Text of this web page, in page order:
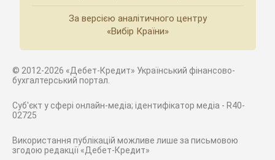
За версією аналітичного центру
«Вибір Країни»
© 2012-2026 «Дебет-Кредит» Український фінансово-
бухгалтерський портал.
Суб'єкт у сфері онлайн-медіа; ідентифікатор медіа - R40-
02725
Використання публікацій можливе лише за письмовою
згодою редакції «Дебет-Кредит»